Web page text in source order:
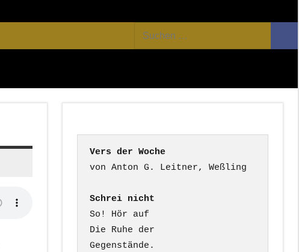
Suchen
nach:
Vers der Woche
Schrei nicht
So! Hör auf
Die Ruhe der
Gegenstände.